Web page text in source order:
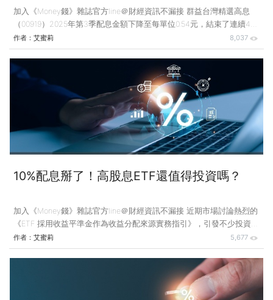
加入《Money錢》雜誌官方line＠財經資訊不漏接 群益台灣精選高息
（00919）2025年第3季配息金額下降至每單位0.54元，結束了連續4季
配發0.72元的輝煌紀錄，雖然配息縮水是預期內的事，但除了配息減
少，00919前幾次除息以來至今仍未填息，這是更多投資人擔心的地
方，甚至會擔憂，領的股息是否僅是帳面損失換來的假象？因此近期再
度出現「沒填息等於沒賺錢」、「配息只是把自己的錢從左手換到右
手」等質疑。 從配息機制的角度來看，這樣的說法雖然沒錯，但往往
忽略了一個前提：選擇這項商品，是為了什麼目的？如果投資高股息
ETF是要建立穩定的現金流，本身就是一場以5年、10年甚至
作者： 艾蜜莉 8,037
10%配息掰了！高股息ETF還值得投資嗎？
加入《Money錢》雜誌官方line＠財經資訊不漏接 近期市場討論熱烈的
《ETF 採用收益平準金作為收益分配來源實務指引》，引發不少投資人
憂慮，擔心高股息ETF的配息是否因此大幅縮水，甚至影響退休規劃，
但事實上，這項指引的目的是針對「收益平準金」的運用提出明確規
範，以保障投資人權益並提升資訊透明度。 「收益平準金」本質上是
ETF為避免因投資人申購或贖回造成單位間利益分配不均而設立的機
制，為了避免在市場熱度高漲時，投信利用收益平準金「墊高配息」製
作者： 艾蜜莉 5,677